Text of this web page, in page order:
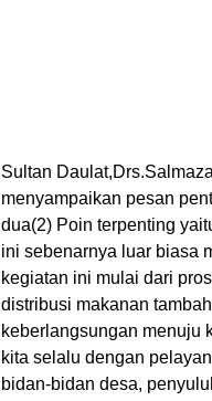
Sultan
menyampaikan pesan
dua(2) Poin terpenting
ini sebenarnya luar biasa
kegiatan ini mulai dari
distribusi makanan
keberlangsungan menuju
kita selalu dengan
bidan-bidan desa,